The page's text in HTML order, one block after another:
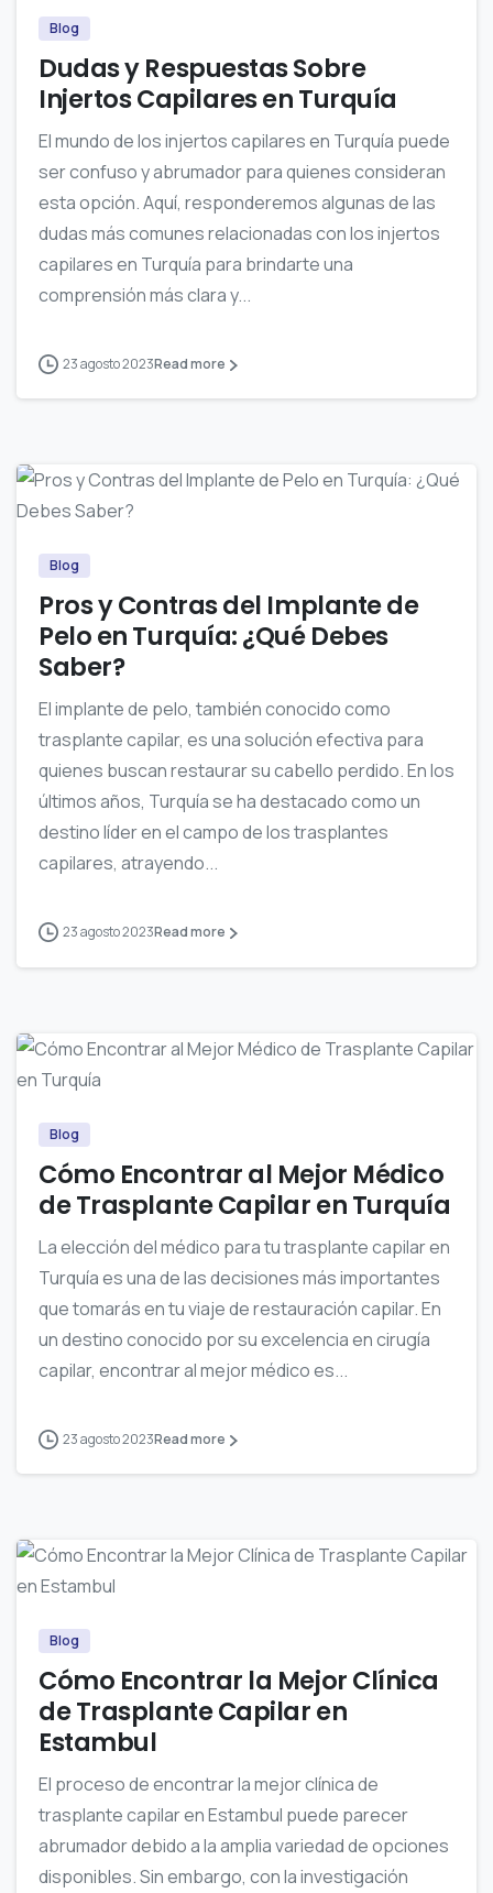
Blog
Dudas y Respuestas Sobre
Injertos Capilares en Turquía
El mundo de los injertos capilares en Turquía puede
ser confuso y abrumador para quienes consideran
esta opción. Aquí, responderemos algunas de las
dudas más comunes relacionadas con los injertos
capilares en Turquía para brindarte una
comprensión más clara y...
23 agosto 2023Read more
0
Blog
Pros y Contras del Implante de
Pelo en Turquía: ¿Qué Debes
Saber?
El implante de pelo, también conocido como
trasplante capilar, es una solución efectiva para
quienes buscan restaurar su cabello perdido. En los
últimos años, Turquía se ha destacado como un
destino líder en el campo de los trasplantes
capilares, atrayendo...
23 agosto 2023Read more
0
Blog
Cómo Encontrar al Mejor Médico
de Trasplante Capilar en Turquía
La elección del médico para tu trasplante capilar en
Turquía es una de las decisiones más importantes
que tomarás en tu viaje de restauración capilar. En
un destino conocido por su excelencia en cirugía
capilar, encontrar al mejor médico es...
23 agosto 2023Read more
0
Blog
Cómo Encontrar la Mejor Clínica
de Trasplante Capilar en
Estambul
El proceso de encontrar la mejor clínica de
trasplante capilar en Estambul puede parecer
abrumador debido a la amplia variedad de opciones
disponibles. Sin embargo, con la investigación